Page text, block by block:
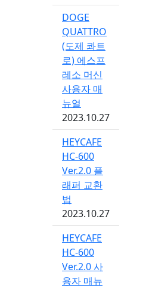
DOGE
QUATTRO
(도제 콰트
로) 에스프
레소 머신
사용자 매
뉴얼
2023.10.27
HEYCAFE
HC-600
Ver.2.0 플
래퍼 교환
법
2023.10.27
HEYCAFE
HC-600
Ver.2.0 사
용자 매뉴